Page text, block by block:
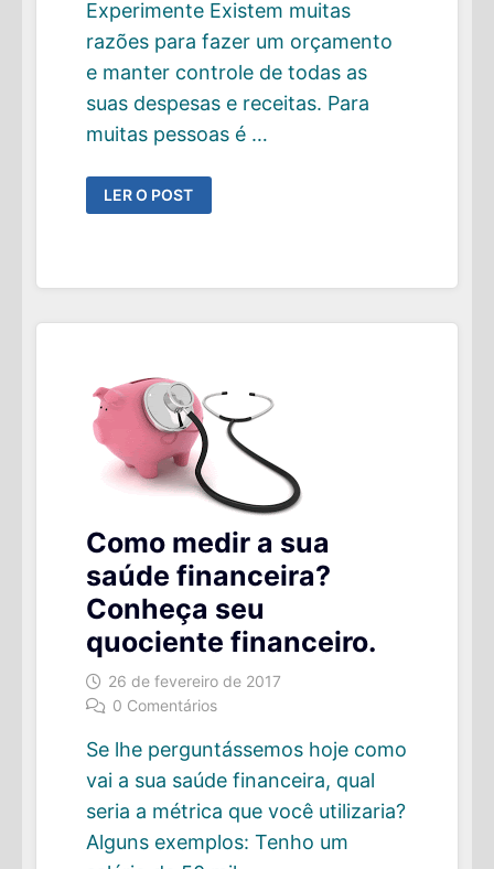
Experimente Existem muitas
razões para fazer um orçamento
e manter controle de todas as
suas despesas e receitas. Para
muitas pessoas é …
POR
QUE
VOCÊ
URGENTEMENTE
LER O POST
Como medir a sua
saúde financeira?
Conheça seu
quociente financeiro.
26 de fevereiro de 2017
0 Comentários
Se lhe perguntássemos hoje como
vai a sua saúde financeira, qual
seria a métrica que você utilizaria?
Alguns exemplos: Tenho um